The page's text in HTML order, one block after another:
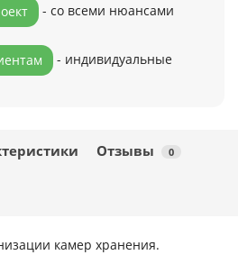
- со всеми нюансами
- индивидуальные
Отзывы 0
камер хранения.